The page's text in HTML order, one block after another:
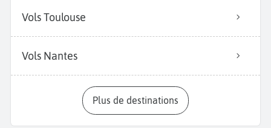
Vols Toulouse
Vols Nantes
Plus de destinations